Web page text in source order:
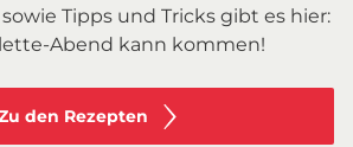
Tipps und Tricks gibt es hier:
Abend kann kommen!
den Rezepten